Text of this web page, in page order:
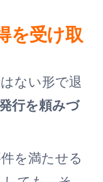
を受け取
ない形で退
行を頼みづ
を満たせる